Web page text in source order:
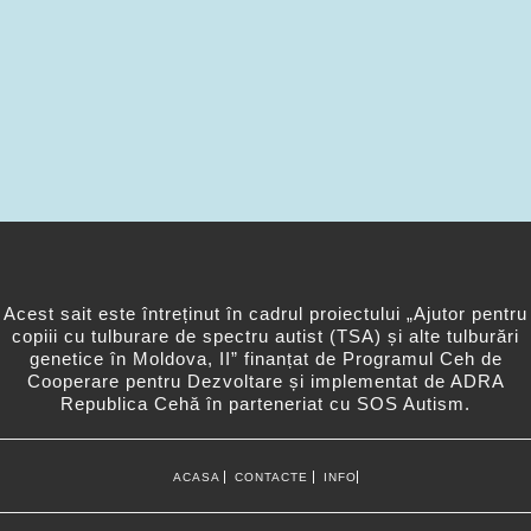
Acest sait este întreținut în cadrul proiectului „Ajutor pentru
copiii cu tulburare de spectru autist (TSA) și alte tulburări
genetice în Moldova, II” finanțat de Programul Ceh de
Cooperare pentru Dezvoltare și implementat de ADRA
Republica Cehă în parteneriat cu SOS Autism.
ACASA CONTACTE INFO